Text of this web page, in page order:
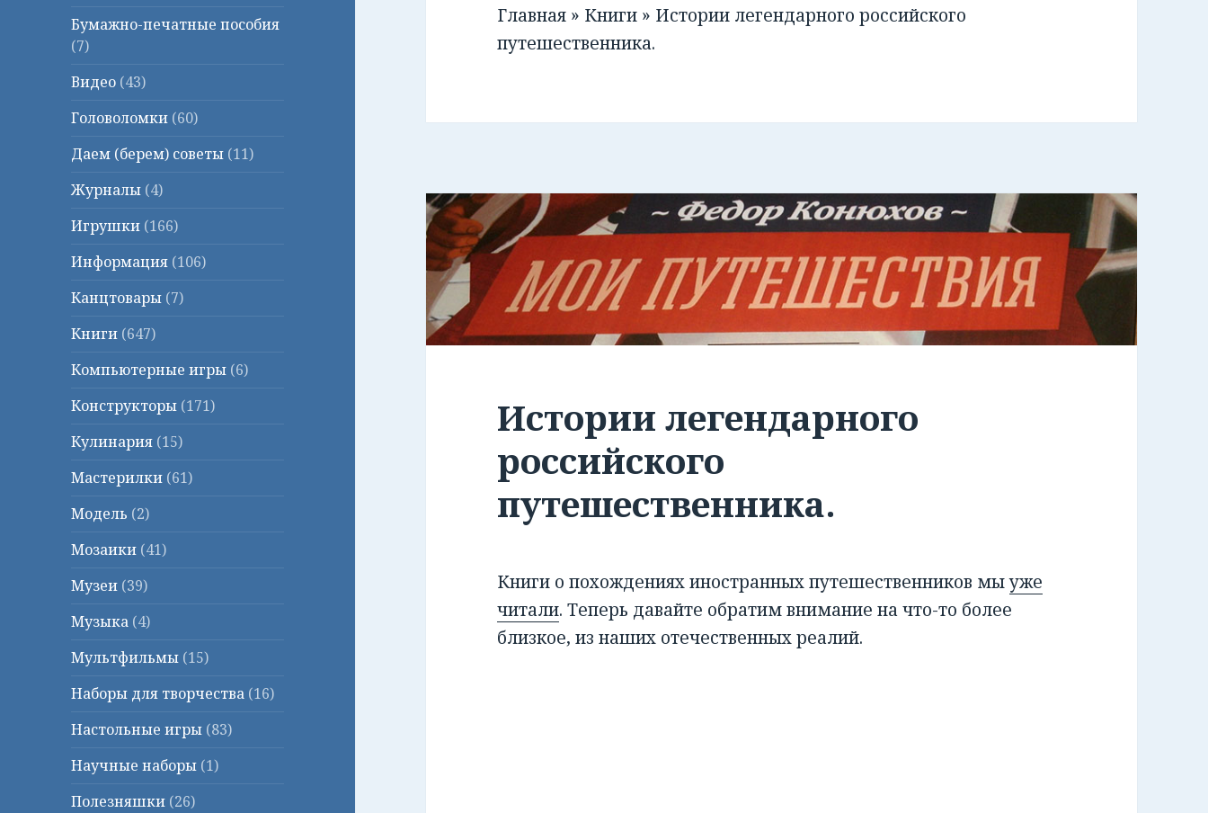
Бумажно-печатные пособия
(7)
Видео (43)
Головоломки (60)
Даем (берем) советы (11)
Журналы (4)
Игрушки (166)
Информация (106)
Канцтовары (7)
Книги (647)
Компьютерные игры (6)
Конструкторы (171)
Кулинария (15)
Мастерилки (61)
Модель (2)
Мозаики (41)
Музеи (39)
Музыка (4)
Мультфильмы (15)
Наборы для творчества (16)
Настольные игры (83)
Научные наборы (1)
Полезняшки (26)
Главная » Книги » Истории легендарного российского
путешественника.
Истории легендарного
российского
путешественника.
Книги о похождениях иностранных путешественников мыуже
читали. Теперь давайте обратим внимание на что-то более
близкое, из наших отечественных реалий.